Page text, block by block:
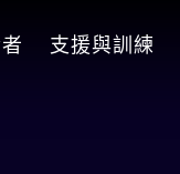
支援與訓練